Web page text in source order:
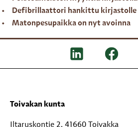
Defibrillaattori hankittu kirjastolle
Matonpesupaikka on nyt avoinna
Toivakan kunta
Iltaruskontie 2, 41660 Toivakka